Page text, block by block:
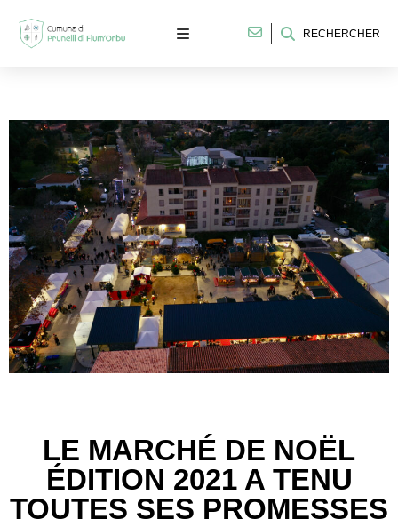
RECHERCHER
LE MARCHÉ DE NOËL
ÉDITION 2021 A TENU
TOUTES SES PROMESSES